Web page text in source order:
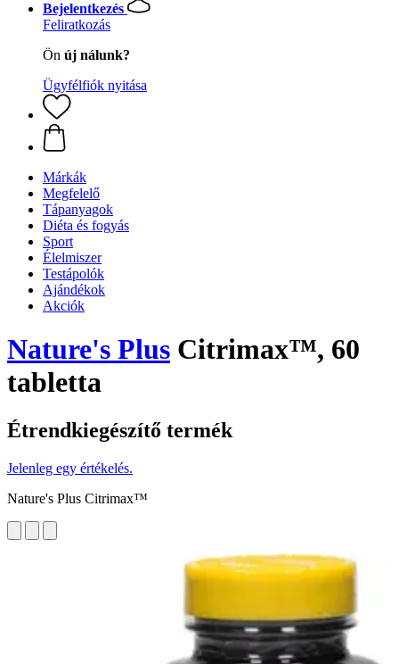
Bejelentkezés
Feliratkozás
Ön új nálunk?
Ügyfélfiók nyitása
Márkák
Megfelelő
Tápanyagok
Diéta és fogyás
Sport
Élelmiszer
Testápolók
Ajándékok
Akciók
Nature's Plus Citrimax™, 60
tabletta
Étrendkiegészítő termék
Jelenleg egy értékelés.
Nature's Plus Citrimax™